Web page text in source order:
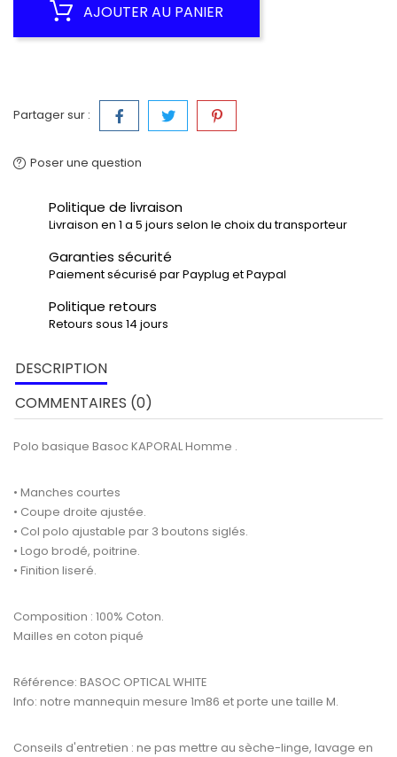
AJOUTER AU PANIER
Partager sur :
Poser une question
Politique de livraison
Livraison en 1 a 5 jours selon le choix du transporteur
Garanties sécurité
Paiement sécurisé par Payplug et Paypal
Politique retours
Retours sous 14 jours
DESCRIPTION
COMMENTAIRES (0)
Polo basique Basoc KAPORAL Homme .
• Manches courtes
• Coupe droite ajustée.
• Col polo ajustable par 3 boutons siglés.
• Logo brodé, poitrine.
• Finition liseré.
Composition : 100% Coton.
Mailles en coton piqué
Référence: BASOC OPTICAL WHITE
Info: notre mannequin mesure 1m86 et porte une taille M.
Conseils d'entretien : ne pas mettre au sèche-linge, lavage en